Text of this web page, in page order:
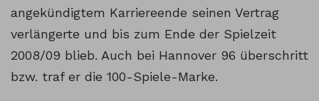
angekündigtem Karriereende seinen Vertrag
verlängerte und bis zum Ende der Spielzeit
2008/09 blieb. Auch bei Hannover 96 überschritt
bzw. traf er die 100-Spiele-Marke.